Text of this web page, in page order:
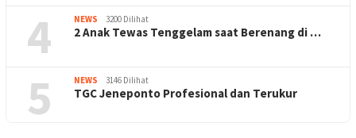
4 NEWS 3200 Dilihat
2 Anak Tewas Tenggelam saat Berenang di …
5 NEWS 3146 Dilihat
TGC Jeneponto Profesional dan Terukur